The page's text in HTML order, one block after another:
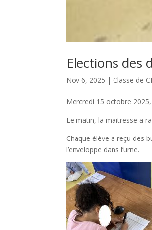
Elections des
Nov 6, 2025 | Classe de
Mercredi 15 octobre
Le matin, la maitresse a
Chaque élève a reçu des
l’enveloppe dans l’urne.